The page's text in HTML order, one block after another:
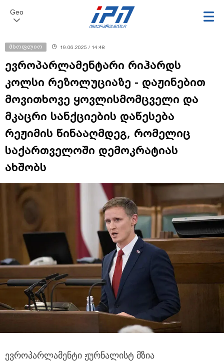
Geo
მსოფლიო 19.06.2025 / 14:48
ევროპარლამენტარი რიჰარდს
კოლსი რეზოლუციაზე - დაჟინებით
მოვითხოვე ყოვლისმომცველი და
მკაცრი სანქციების დაწესება
რეჟიმის წინააღმდეგ, რომელიც
საქართველოში დემოკრატიას
ახშობს
ევროპარლამენტი ჟურნალისტ მზია